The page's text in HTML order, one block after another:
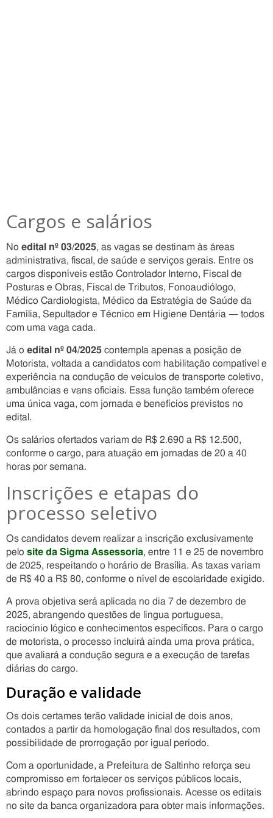
Cargos e salários
No edital nº 03/2025, as vagas se destinam às áreas
administrativa, fiscal, de saúde e serviços gerais. Entre os
cargos disponíveis estão Controlador Interno, Fiscal de
Posturas e Obras, Fiscal de Tributos, Fonoaudiólogo,
Médico Cardiologista, Médico da Estratégia de Saúde da
Família, Sepultador e Técnico em Higiene Dentária — todos
com uma vaga cada.
Já o edital nº 04/2025 contempla apenas a posição de
Motorista, voltada a candidatos com habilitação compatível e
experiência na condução de veículos de transporte coletivo,
ambulâncias e vans oficiais. Essa função também oferece
uma única vaga, com jornada e benefícios previstos no
edital.
Os salários ofertados variam de R$ 2.690 a R$ 12.500,
conforme o cargo, para atuação em jornadas de 20 a 40
horas por semana.
Inscrições e etapas do
processo seletivo
Os candidatos devem realizar a inscrição exclusivamente
pelo site da Sigma Assessoria, entre 11 e 25 de novembro
de 2025, respeitando o horário de Brasília. As taxas variam
de R$ 40 a R$ 80, conforme o nível de escolaridade exigido.
A prova objetiva será aplicada no dia 7 de dezembro de
2025, abrangendo questões de língua portuguesa,
raciocínio lógico e conhecimentos específicos. Para o cargo
de motorista, o processo incluirá ainda uma prova prática,
que avaliará a condução segura e a execução de tarefas
diárias do cargo.
Duração e validade
Os dois certames terão validade inicial de dois anos,
contados a partir da homologação final dos resultados, com
possibilidade de prorrogação por igual período.
Com a oportunidade, a Prefeitura de Saltinho reforça seu
compromisso em fortalecer os serviços públicos locais,
abrindo espaço para novos profissionais. Acesse os editais
no site da banca organizadora para obter mais informações.